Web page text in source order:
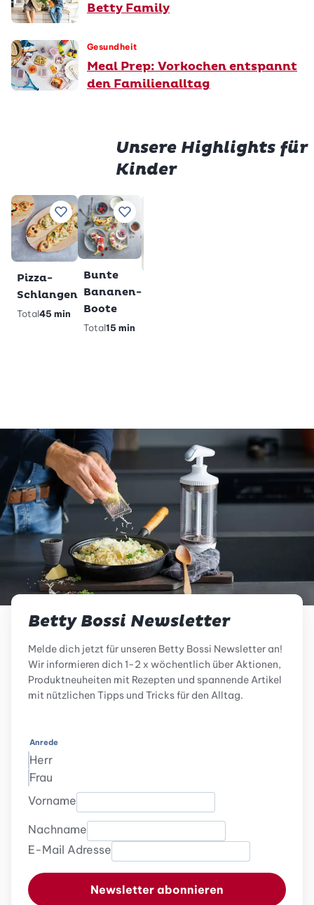
Betty Family
Gesundheit
Meal Prep: Vorkochen entspannt
den Familienalltag
Unsere Highlights für
Kinder
Zu Lieblingsrezepten hinzufügen
Pizza-
Schlangen
Total45 min
Zu Lieblingsrezepten hinzufügen
Bunte
Bananen-
Boote
Total15 min
Betty Bossi Newsletter
Melde dich jetzt für unseren Betty Bossi Newsletter an!
Wir informieren dich 1-2 x wöchentlich über Aktionen,
Produktneuheiten mit Rezepten und spannende Artikel
mit nützlichen Tipps und Tricks für den Alltag.
Anrede
Herr
Frau
Vorname
Nachname
E-Mail Adresse
Newsletter abonnieren